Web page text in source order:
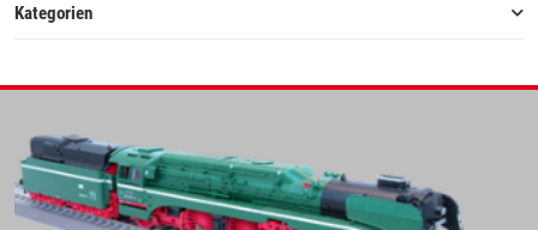
Kategorien